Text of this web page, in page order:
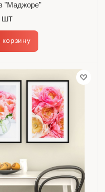
"Маджоре"
шт